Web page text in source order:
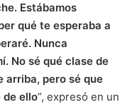
Estábamos
qué te esperaba a
Nunca
No sé qué clase de
arriba, pero sé que
de ello”, expresó en un